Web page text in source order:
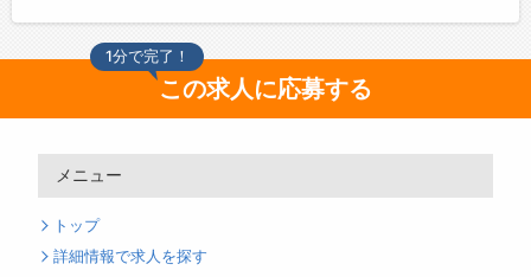
1分で完了！
この求人に応募する
メニュー
トップ
詳細情報で求人を探す